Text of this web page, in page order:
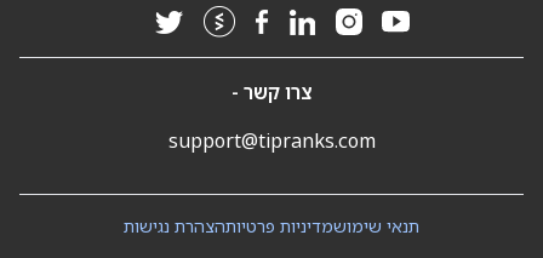
צרו קשר -
support@tipranks.com
הצהרת נגישותמדיניות פרטיותתנאי שימוש